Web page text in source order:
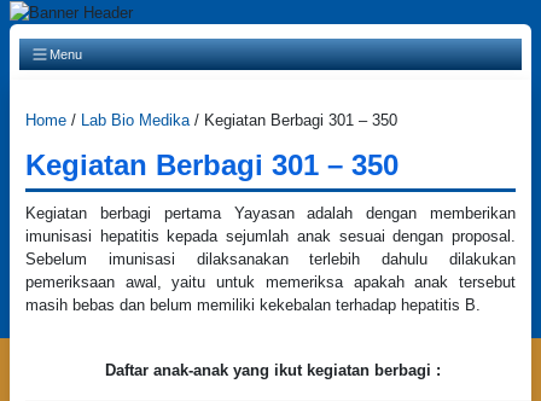
Main Navigation
Menu
Home / Lab Bio Medika/ Kegiatan Berbagi 301 – 350
Kegiatan Berbagi 301 – 350
Kegiatan berbagi pertama Yayasan adalah dengan memberikan
imunisasi hepatitis kepada sejumlah anak sesuai dengan proposal.
Sebelum imunisasi dilaksanakan terlebih dahulu dilakukan
pemeriksaan awal, yaitu untuk memeriksa apakah anak tersebut
masih bebas dan belum memiliki kekebalan terhadap hepatitis B.
Daftar anak-anak yang ikut kegiatan berbagi :